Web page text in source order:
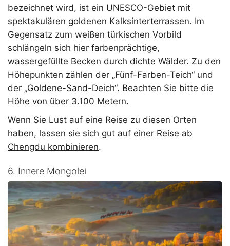
bezeichnet wird, ist ein UNESCO-Gebiet mit
spektakulären goldenen Kalksinterterrassen. Im
Gegensatz zum weißen türkischen Vorbild
schlängeln sich hier farbenprächtige,
wassergefüllte Becken durch dichte Wälder. Zu den
Höhepunkten zählen der „Fünf-Farben-Teich“ und
der „Goldene-Sand-Deich“. Beachten Sie bitte die
Höhe von über 3.100 Metern.
Wenn Sie Lust auf eine Reise zu diesen Orten
haben, lassen sie sich gut auf einer Reise ab
Chengdu kombinieren.
6. Innere Mongolei